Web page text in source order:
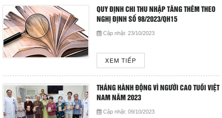
QUY ĐỊNH CHI THU NHẬP TĂNG THÊM THEO
NGHỊ ĐỊNH SỐ 98/2023/QH15
Cập nhật: 23/10/2023
XEM TIẾP
THÁNG HÀNH ĐỘNG VÌ NGƯỜI CAO TUỔI VIỆT
NAM NĂM 2023
Cập nhật: 09/10/2023
Báo cáo CTQLCSNB
Liên hệ
Đóng
LIÊN HỆ